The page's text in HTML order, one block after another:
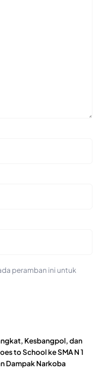
peramban ini untuk
Kesbangpol, dan
to School ke SMA N 1
Dampak Narkoba